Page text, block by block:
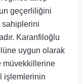
geçerliliğini
sahiplerini
Karanfiloğlu
uygun olarak
müvekkillerine
işlemlerinin